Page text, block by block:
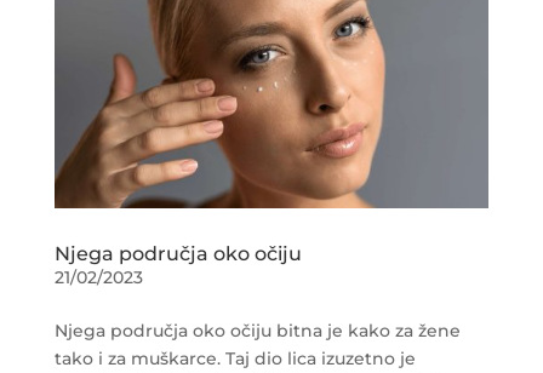
Njega područja oko očiju
21/02/2023
Njega područja oko očiju bitna je kako za žene
tako i za muškarce. Taj dio lica izuzetno je